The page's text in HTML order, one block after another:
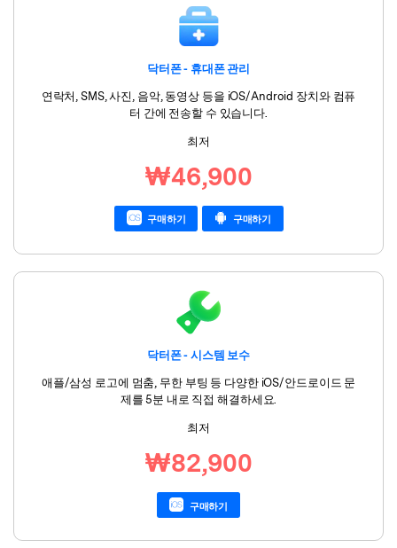
닥터폰 - 휴대폰 관리
연락처, SMS, 사진, 음악, 동영상 등을 iOS/Android 장치와 컴퓨
터 간에 전송할 수 있습니다.
최저
₩46,900
구매하기 구매하기
닥터폰 - 시스템 보수
애플/삼성 로고에 멈춤, 무한 부팅 등 다양한 iOS/안드로이드 문
제를 5분 내로 직접 해결하세요.
최저
₩82,900
구매하기